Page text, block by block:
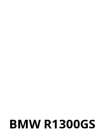
BMW R1300GS